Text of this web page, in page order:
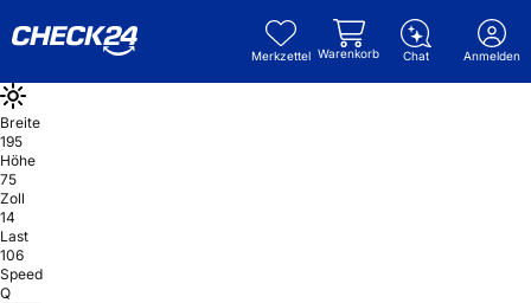
Merkzettel Warenkorb Chat Anmelden
Breite
195
Höhe
75
Zoll
14
Last
106
Speed
Q